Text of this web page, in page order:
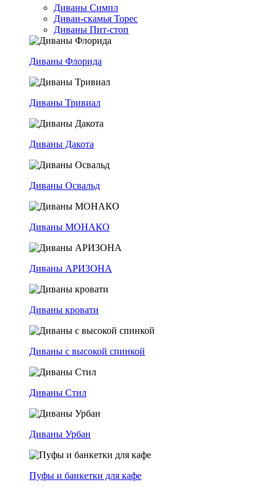
Диваны Симпл
Диван-скамья Торес
Диваны Пит-стоп
Диваны Флорида
Диваны Тривиал
Диваны Дакота
Диваны Освальд
Диваны МОНАКО
Диваны АРИЗОНА
Диваны кровати
Диваны с высокой спинкой
Диваны Стил
Диваны Урбан
Пуфы и банкетки для кафе